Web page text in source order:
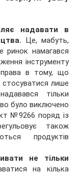
надавати в
Це, мабуть,
ринок намагався
інструменту
в тому, що
стосуватися лише
тільки
було виключено
№9266 поряд із
також
продуктів
не тільки
на кілька